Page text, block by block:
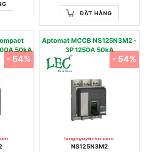
ĐẶT HÀNG
50kA
- 54%
Aptomat MCCB NS125N3M2 -
3P 1250A 50kA
NS125N3M2
- 54%